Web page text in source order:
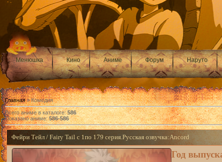
Менюшка Кино Аниме Форум Наруто
Главная»Комедия
Всего аниме в каталоге:586
Показано аниме:586-586
Фейри Тейл / Fairy Tail с 1по 179 серия.Русская озвучка:Ancord
Год